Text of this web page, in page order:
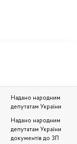
Надано народним
депутатам України
Надано народним
депутатам України
документів до ЗП